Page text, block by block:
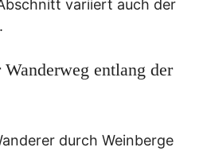
variiert auch der
entlang der
durch Weinberge